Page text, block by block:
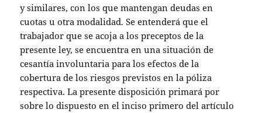
y similares, con los que mantengan deudas en
cuotas u otra modalidad. Se entenderá que el
trabajador que se acoja a los preceptos de la
presente ley, se encuentra en una situación de
cesantía involuntaria para los efectos de la
cobertura de los riesgos previstos en la póliza
respectiva. La presente disposición primará por
sobre lo dispuesto en el inciso primero del artículo